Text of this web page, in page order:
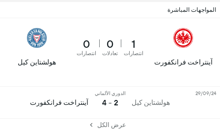
المواجهات المباشرة
آينتراخت فرانكفورت
1
انتصارات
0
تعادلات
0
انتصارات
هولشتاين كيل
هولشتاين كيل
الدوري الألماني
2 - 4 آينتراخت فرانكفورت
29/09/24
عرض الكل